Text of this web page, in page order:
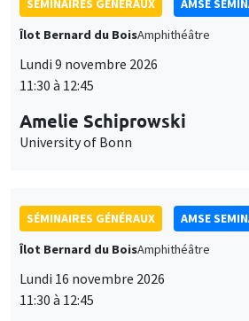
SÉMINAIRES GÉNÉRAUX
AMSE
Îlot Bernard du BoisAmphithéâtre
Lundi 9 novembre 2026
11:30 à 12:45
Amelie Schiprowski
University of Bonn
SÉMINAIRES GÉNÉRAUX
AMSE
Îlot Bernard du BoisAmphithéâtre
Lundi 16 novembre 2026
11:30 à 12:45